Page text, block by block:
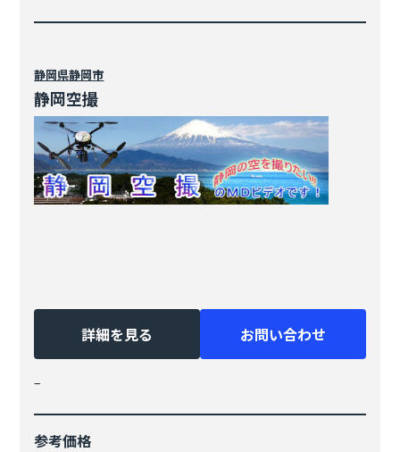
静岡県静岡市
静岡空撮
詳細を見る お問い合わせ
–
参考価格